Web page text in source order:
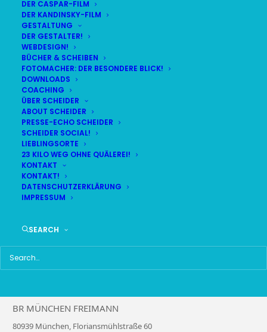
DER CASPAR-FILM
DER KANDINSKY-FILM
GESTALTUNG
DER GESTALTER!
WEBDESIGN!
BÜCHER & SCHEIBEN
FOTOMACHER: DER BESONDERE BLICK!
DOWNLOADS
COACHING
ÜBER SCHEIDER
ABOUT SCHEIDER
PRESSE-ECHO SCHEIDER
SCHEIDER SOCIAL!
LIEBLINGSORTE
23 KILO WEG OHNE QUÄLEREI!
KONTAKT
KONTAKT!
DATENSCHUTZERKLÄRUNG
IMPRESSUM
SEARCH
BR MÜNCHEN FREIMANN
80939 München, Floriansmühlstraße 60